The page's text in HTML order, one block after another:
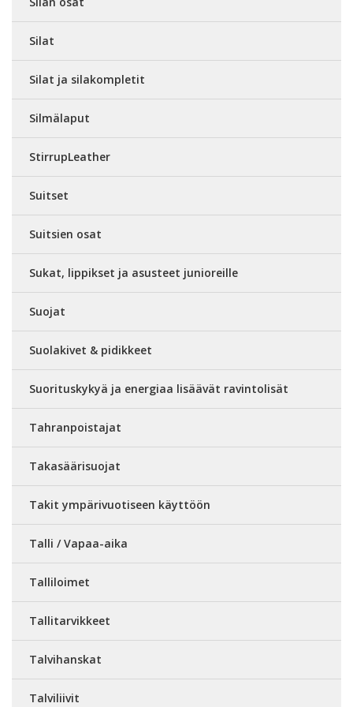
Silat
Silat ja silakompletit
Silmälaput
StirrupLeather
Suitset
Suitsien osat
Sukat, lippikset ja asusteet junioreille
Suojat
Suolakivet & pidikkeet
Suorituskykyä ja energiaa lisäävät ravintolisät
Tahranpoistajat
Takasäärisuojat
Takit ympärivuotiseen käyttöön
Talli / Vapaa-aika
Talliloimet
Tallitarvikkeet
Talvihanskat
Talviliivit